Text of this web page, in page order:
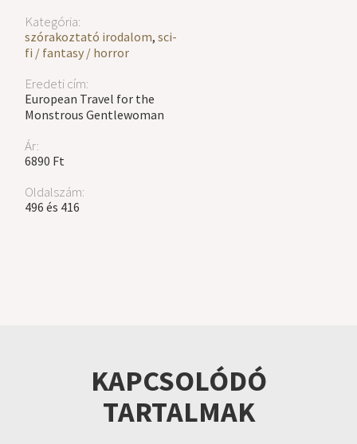
Kategória:
szórakoztató irodalom,sci-
fi / fantasy / horror
Eredeti cím:
European Travel for the
Monstrous Gentlewoman
Ár:
6890 Ft
Oldalszám:
496 és 416
KAPCSOLÓDÓ
TARTALMAK